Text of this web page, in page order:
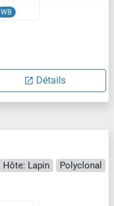
WB
Détails
Hôte: Lapin
Polyclonal